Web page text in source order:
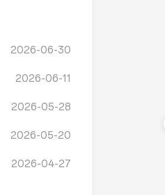
2026-06-30
2026-06-11
2026-05-28
2026-05-20
2026-04-27